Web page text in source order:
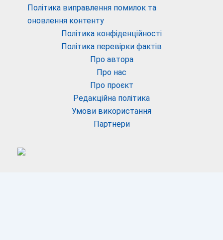
Політика виправлення помилок та
оновлення контенту
Політика конфіденційності
Політика перевірки фактів
Про автора
Про нас
Про проєкт
Редакційна політика
Умови використання
Партнери